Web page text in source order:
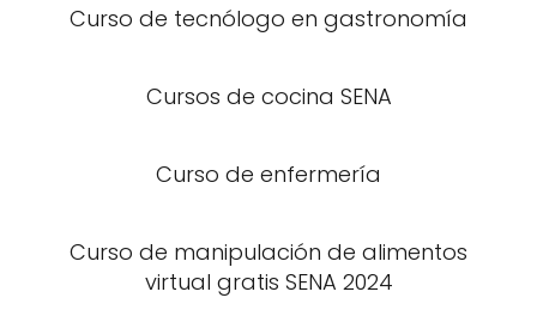
Curso de tecnólogo en gastronomía
Cursos de cocina SENA
Curso de enfermería
Curso de manipulación de alimentos
virtual gratis SENA 2024